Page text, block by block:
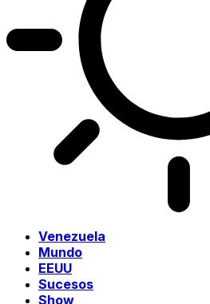
Venezuela
Mundo
EEUU
Sucesos
Show